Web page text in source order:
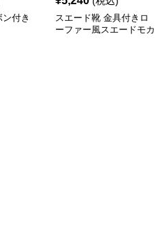
付き
スエード靴 金具付きロ
ーファー風スエードモカ